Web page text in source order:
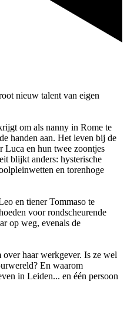
nieuw talent van eigen
om als nanny in Rome te
handen aan. Het leven bij de
Luca en hun twee zoontjes
blijkt anders: hysterische
en torenhoge
en tiener Tommaso te
voor rondscheurende
op weg, evenals de
haar werkgever. Is ze wel
En waarom
in Leiden... en één persoon